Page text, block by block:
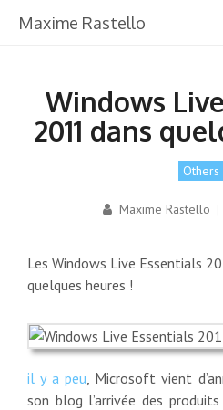
Maxime Rastello
Windows
2011 dans
Others
Maxime Rastello |
Les Windows Live Essentials
quelques heures !
il y a peu, Microsoft vient
son blog l’arrivée des